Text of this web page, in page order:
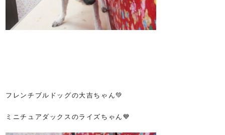
フレンチブルドッグの大吉ちゃん💚
ミニチュアダックスのライズちゃん💙